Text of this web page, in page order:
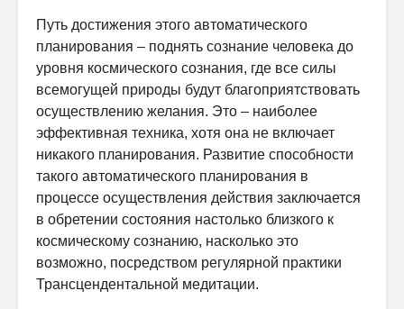
Путь достижения этого автоматического
планирования – поднять сознание человека до
уровня космического сознания, где все силы
всемогущей природы будут благоприятствовать
осуществлению желания. Это – наиболее
эффективная техника, хотя она не включает
никакого планирования. Развитие способности
такого автоматического планирования в
процессе осуществления действия заключается
в обретении состояния настолько близкого к
космическому сознанию, насколько это
возможно, посредством регулярной практики
Трансцендентальной медитации.